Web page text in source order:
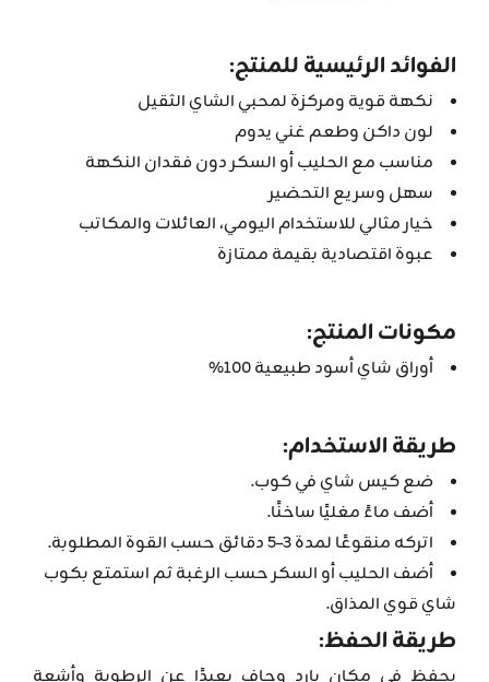
الفوائد الرئيسية للمنتج:
نكهة قوية ومركزة لمحبي الشاي الثقيل
لون داكن وطعم غني يدوم
مناسب مع الحليب أو السكر دون فقدان النكهة
سهل وسريع التحضير
خيار مثالي للاستخدام اليومي، العائلات والمكاتب
عبوة اقتصادية بقيمة ممتازة
مكونات المنتج:
أوراق شاي أسود طبيعية 100%
طريقة الاستخدام:
ضع كيس شاي في كوب.
أضف ماءً مغليًا ساخنًا.
اتركه منقوعًا لمدة 3–5 دقائق حسب القوة المطلوبة.
أضف الحليب أو السكر حسب الرغبة ثم استمتع بكوب
شاي قوي المذاق.
طريقة الحفظ: